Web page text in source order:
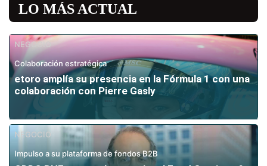
LO MÁS ACTUAL
NEGOCIO
Colaboración estratégica
etoro amplía su presencia en la Fórmula 1 con una
colaboración con Pierre Gasly
NEGOCIO
Impulso a su plataforma de fondos B2B